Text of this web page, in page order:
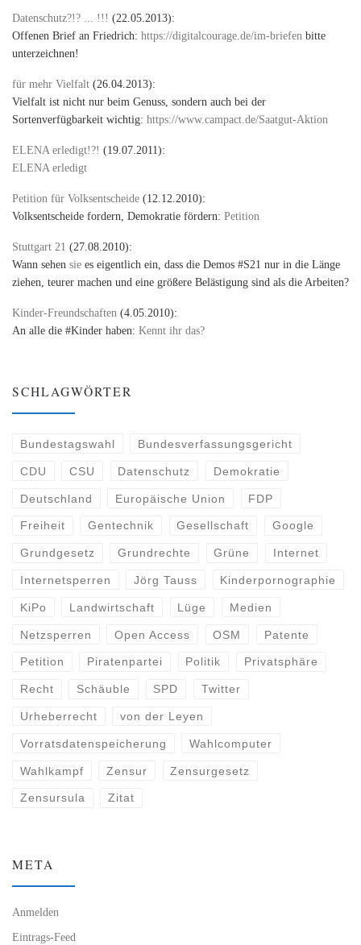
Datenschutz?!? ... !!! (22.05.2013):
Offenen Brief an Friedrich: https://digitalcourage.de/im-briefen bitte
unterzeichnen!
für mehr Vielfalt (26.04.2013):
Vielfalt ist nicht nur beim Genuss, sondern auch bei der
Sortenverfügbarkeit wichtig: https://www.campact.de/Saatgut-Aktion
ELENA erledigt!?! (19.07.2011):
ELENA erledigt
Petition für Volksentscheide (12.12.2010):
Volksentscheide fordern, Demokratie fördern: Petition
Stuttgart 21 (27.08.2010):
Wann sehen sie es eigentlich ein, dass die Demos #S21 nur in die Länge
ziehen, teurer machen und eine größere Belästigung sind als die Arbeiten?
Kinder-Freundschaften (4.05.2010):
An alle die #Kinder haben: Kennt ihr das?
SCHLAGWÖRTER
Bundestagswahl Bundesverfassungsgericht
CDU CSU Datenschutz Demokratie
Deutschland Europäische Union FDP
Freiheit Gentechnik Gesellschaft Google
Grundgesetz Grundrechte Grüne Internet
Internetsperren Jörg Tauss Kinderpornographie
KiPo Landwirtschaft Lüge Medien
Netzsperren Open Access OSM Patente
Petition Piratenpartei Politik Privatsphäre
Recht Schäuble SPD Twitter
Urheberrecht von der Leyen
Vorratsdatenspeicherung Wahlcomputer
Wahlkampf Zensur Zensurgesetz
Zensursula Zitat
META
Anmelden
Eintrags-Feed